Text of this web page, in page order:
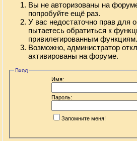
Вы не авторизованы на
попробуйте ещё раз.
У вас недостаточно прав для
пытаетесь обратиться к
привилегированным функциям.
Возможно, администратор
активированы на форуме.
Вход
Имя:
Пароль:
Запомните меня!